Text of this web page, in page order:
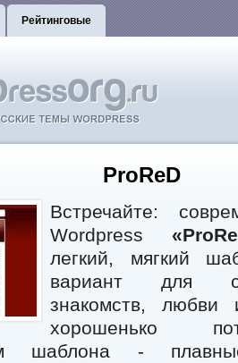
Рейтинговые
ProReD
Встречайте:
Wordpress
легкий, мягкий
вариант для
знакомств,
хорошенько
шаблона -